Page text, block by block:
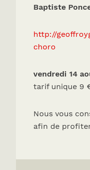
Baptiste
http://
choro
vendredi 14
tarif unique 9
Nous vous
afin de